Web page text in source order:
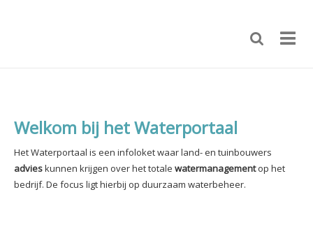
Welkom bij het Waterportaal
Het Waterportaal is een infoloket waar land- en tuinbouwers
advieskunnen krijgen over het totale watermanagementop het
bedrijf. De focus ligt hierbij op duurzaam waterbeheer.